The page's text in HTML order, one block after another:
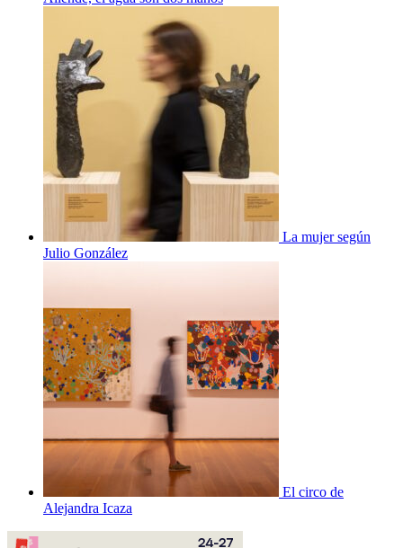
La mujer según
Julio González
El circo de
Alejandra Icaza